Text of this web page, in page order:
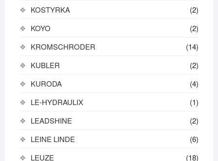
KOSTYRKA
(2)
KOYO
(2)
KROMSCHRODER
(14)
KUBLER
(2)
KURODA
(4)
LE-HYDRAULIX
(1)
LEADSHINE
(2)
LEINE LINDE
(6)
LEUZE
(18)